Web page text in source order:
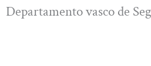
Departamento vasco de